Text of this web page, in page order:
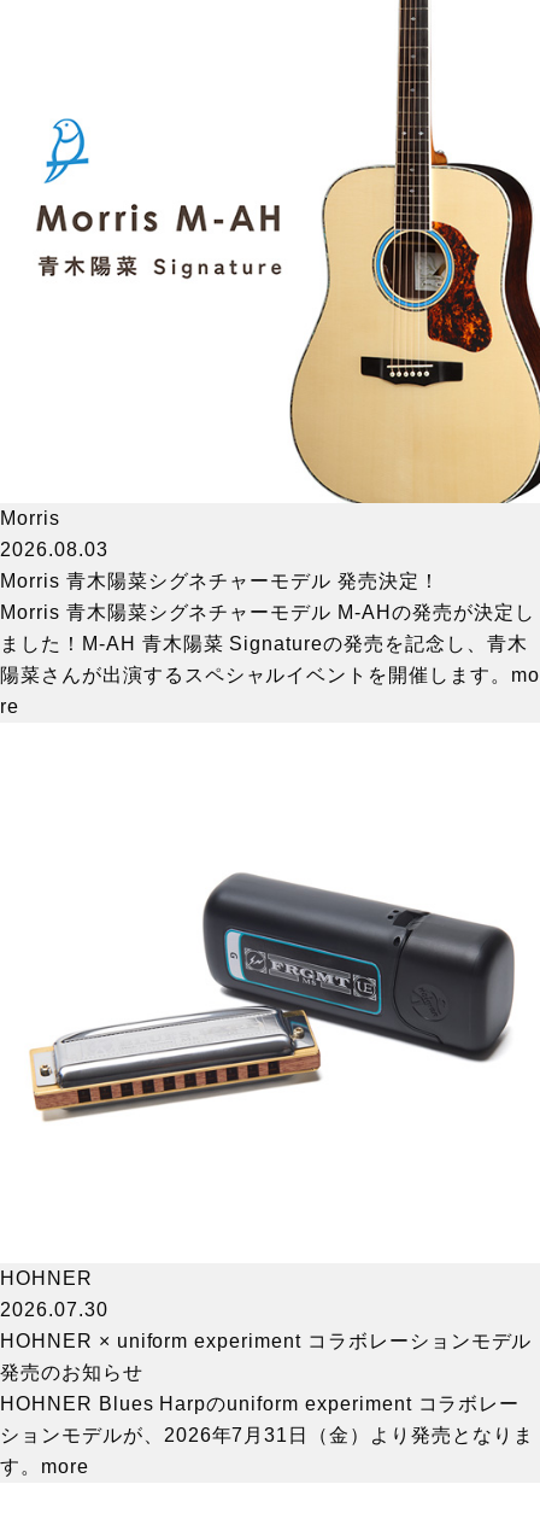
Morris
2026.08.03
Morris 青木陽菜シグネチャーモデル 発売決定！
Morris 青木陽菜シグネチャーモデル M-AHの発売が決定し
ました！M-AH 青木陽菜 Signatureの発売を記念し、青木
陽菜さんが出演するスペシャルイベントを開催します。 mo
re
HOHNER
2026.07.30
HOHNER × uniform experiment コラボレーションモデル
発売のお知らせ
HOHNER Blues Harpのuniform experiment コラボレー
ションモデルが、2026年7月31日（金）より発売となりま
す。 more